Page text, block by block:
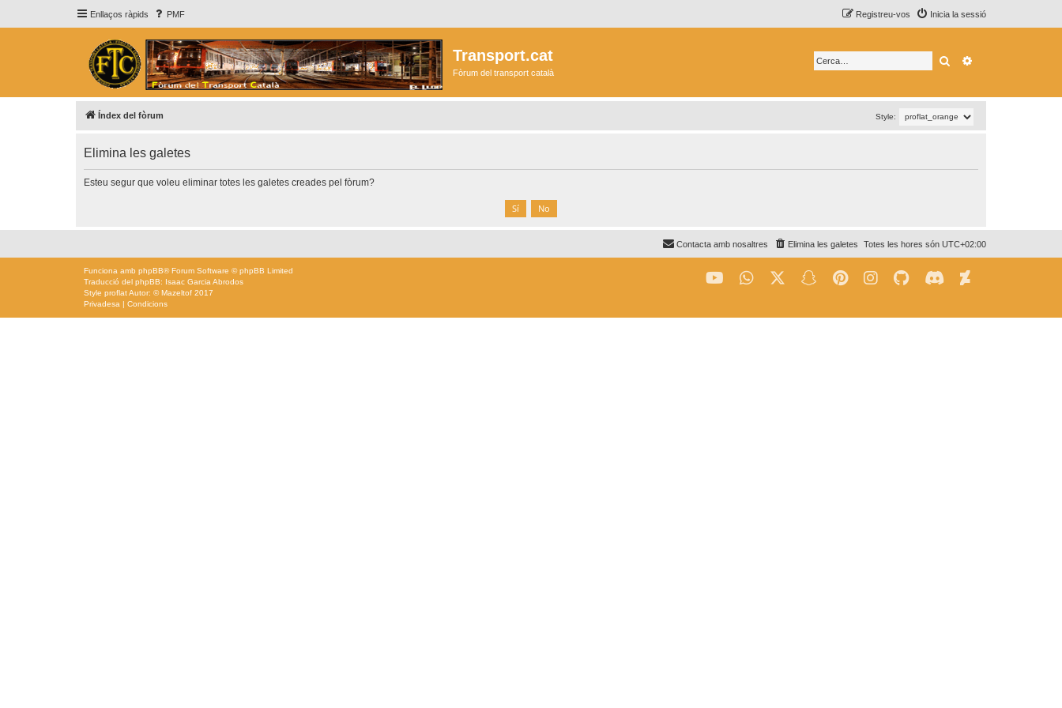
Enllaços ràpids PMF Inicia la sessió
Registreu-vos
Transport.cat
Fòrum del transport català
Cerca
Índex del fòrum Style:
Elimina les galetes
Esteu segur que voleu eliminar totes les galetes creades pel fòrum?
Totes les hores són UTC+02:00
Elimina les galetes
Contacta amb nosaltres
Funciona amb phpBB® Forum Software © phpBB Limited
Traducció del phpBB: Isaac Garcia Abrodos
Style proflatAutor: ©Mazeltof 2017
Privadesa | Condicions